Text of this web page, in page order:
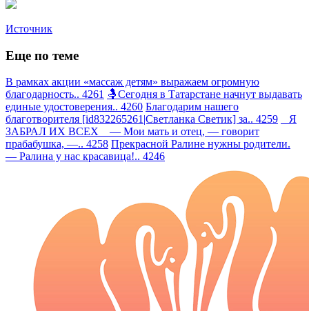
Источник
Еще по теме
В рамках акции «массаж детям» выражаем огромную
благодарность.. 4261 🤱Сегодня в Татарстане начнут выдавать
единые удостоверения.. 4260 Благодарим нашего
благотворителя [id832265261|Светланка Светик] за.. 4259
Я
ЗАБРАЛ ИХ ВСЕХ — Мои мать и отец, — говорит
прабабушка, —.. 4258 Прекрасной Ралине нужны родители.
— Ралина у нас красавица!.. 4246